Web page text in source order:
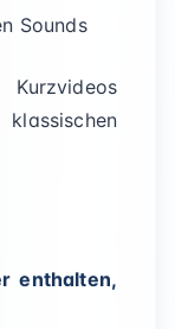
Sounds
enthalten,